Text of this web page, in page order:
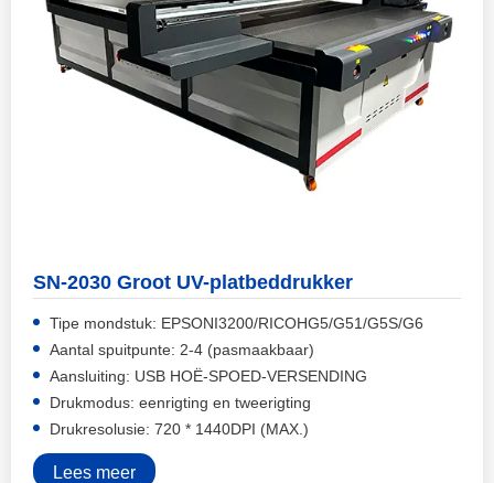
SN-2030 Groot UV-platbeddrukker
Tipe mondstuk: EPSONI3200/RICOHG5/G51/G5S/G6
Aantal spuitpunte: 2-4 (pasmaakbaar)
Aansluiting: USB HOË-SPOED-VERSENDING
Drukmodus: eenrigting en tweerigting
Drukresolusie: 720 * 1440DPI (MAX.)
Lees meer